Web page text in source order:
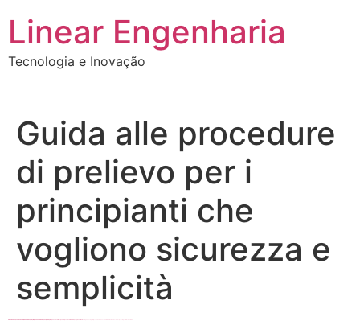
conteúdo
Linear Engenharia
Tecnologia e Inovação
Guida alle procedure
di prelievo per i
principianti che
vogliono sicurezza e
semplicità